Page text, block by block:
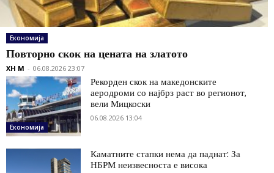
Економија
Повторно скок на цената на златото
XH M - 06.08.2026 23:07
Економија
Рекорден скок на македонските
аеродроми со најбрз раст во регионот,
вели Мицкоски
06.08.2026 13:04
Каматните стапки нема да паднат: За
НБРМ неизвесноста е висока